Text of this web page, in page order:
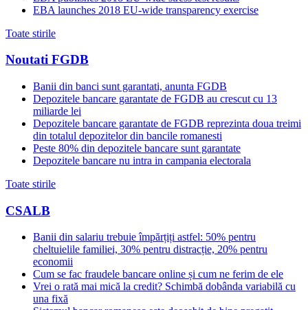
EBA launches 2018 EU-wide transparency exercise
Toate stirile
Noutati FGDB
Banii din banci sunt garantati, anunta FGDB
Depozitele bancare garantate de FGDB au crescut cu 13
miliarde lei
Depozitele bancare garantate de FGDB reprezinta doua treimi
din totalul depozitelor din bancile romanesti
Peste 80% din depozitele bancare sunt garantate
Depozitele bancare nu intra in campania electorala
Toate stirile
CSALB
Banii din salariu trebuie împărțiți astfel: 50% pentru
cheltuielile familiei, 30% pentru distracție, 20% pentru
economii
Cum se fac fraudele bancare online și cum ne ferim de ele
Vrei o rată mai mică la credit? Schimbă dobânda variabilă cu
una fixă